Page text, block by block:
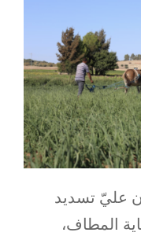
عليّ تسديد
في نهاية المطاف،